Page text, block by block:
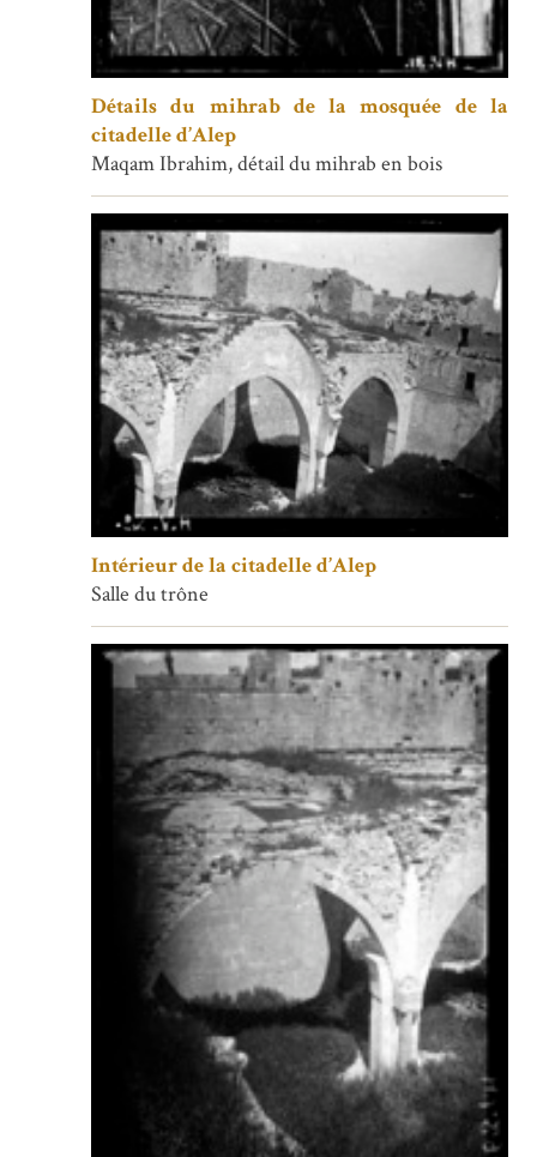
Détails du mihrab de la mosquée de la
citadelle d’Alep
Maqam Ibrahim, détail du mihrab en bois
Intérieur de la citadelle d’Alep
Salle du trône